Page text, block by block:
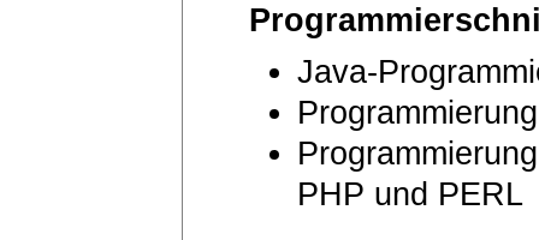
Java-
PHP und PERL